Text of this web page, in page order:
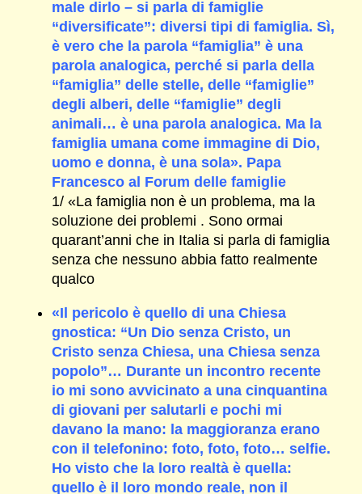
male dirlo – si parla di famiglie
“diversificate”: diversi tipi di famiglia. Sì,
è vero che la parola “famiglia” è una
parola analogica, perché si parla della
“famiglia” delle stelle, delle “famiglie”
degli alberi, delle “famiglie” degli
animali… è una parola analogica. Ma la
famiglia umana come immagine di Dio,
uomo e donna, è una sola». Papa
Francesco al Forum delle famiglie
1/ «La famiglia non è un problema, ma la
soluzione dei problemi . Sono ormai
quarant’anni che in Italia si parla di famiglia
senza che nessuno abbia fatto realmente
qualco
«Il pericolo è quello di una Chiesa
gnostica: “Un Dio senza Cristo, un
Cristo senza Chiesa, una Chiesa senza
popolo”… Durante un incontro recente
io mi sono avvicinato a una cinquantina
di giovani per salutarli e pochi mi
davano la mano: la maggioranza erano
con il telefonino: foto, foto, foto… selfie.
Ho visto che la loro realtà è quella:
quello è il loro mondo reale, non il